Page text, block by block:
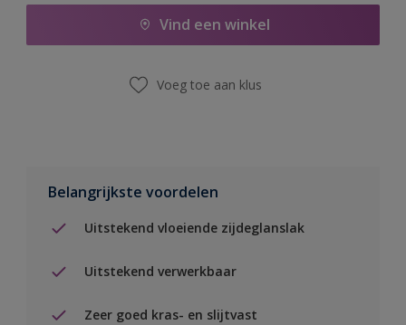
Vind een winkel
Voeg toe aan klus
Belangrijkste voordelen
Uitstekend vloeiende zijdeglanslak
Uitstekend verwerkbaar
Zeer goed kras- en slijtvast